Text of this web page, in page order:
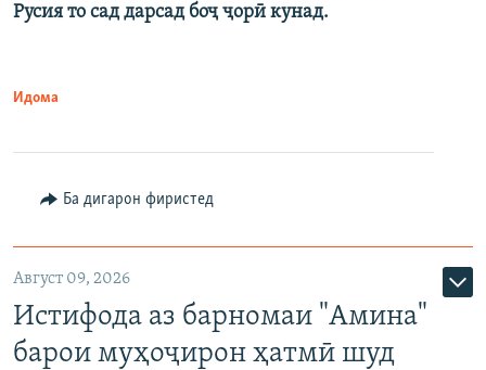
Русия то сад дарсад боҷ ҷорӣ кунад.
Идома
Ба дигарон фиристед
Август 09, 2026
Истифода аз барномаи "Амина"
барои муҳоҷирон ҳатмӣ шуд